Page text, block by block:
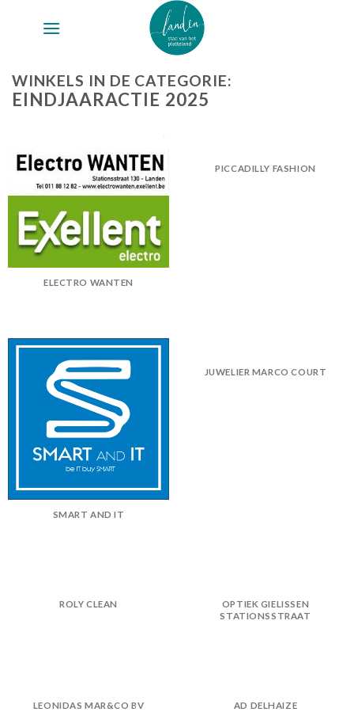
WINKELS IN DE CATEGORIE:
EINDJAARACTIE 2025
ELECTRO WANTEN
PICCADILLY FASHION
SMART AND IT
JUWELIER MARCO COURT
ROLY CLEAN
OPTIEK GIELISSEN
STATIONSSTRAAT
LEONIDAS MAR&CO BV AD DELHAIZE